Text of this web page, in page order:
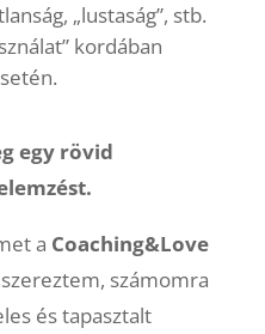
„lustaság”, stb.
kordában
egy rövid
a Coaching&Love
szereztem, számomra
és tapasztalt